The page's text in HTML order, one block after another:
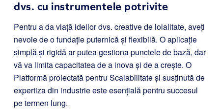
dvs. cu instrumentele potrivite
Pentru a da viață ideilor dvs. creative de loialitate, aveți
nevoie de o fundație puternică și flexibilă. O aplicație
simplă și rigidă ar putea gestiona punctele de bază, dar
vă va limita capacitatea de a inova și de a crește. O
Platformă proiectată pentru Scalabilitate și susținută de
expertiza din industrie este esențială pentru succesul
pe termen lung.